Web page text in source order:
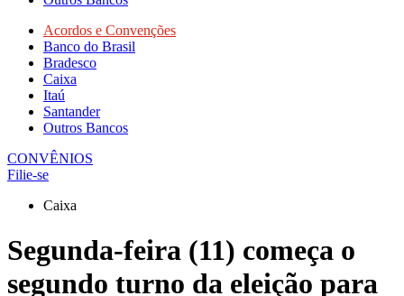
Acordos e Convenções
Banco do Brasil
Bradesco
Caixa
Itaú
Santander
Outros Bancos
CONVÊNIOS
Filie-se
Caixa
Segunda-feira (11) começa o
segundo turno da eleição para